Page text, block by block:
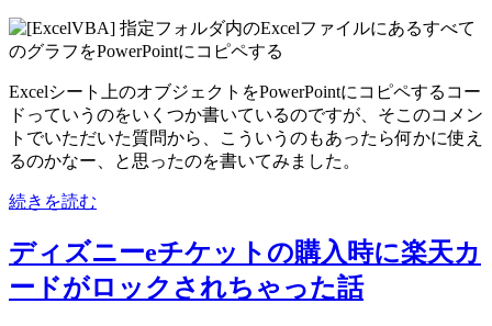
Excelシート上のオブジェクトをPowerPointにコピペするコー
ドっていうのをいくつか書いているのですが、そこのコメン
トでいただいた質問から、こういうのもあったら何かに使え
るのかなー、と思ったのを書いてみました。
続きを読む
ディズニーeチケットの購入時に楽天カ
ードがロックされちゃった話